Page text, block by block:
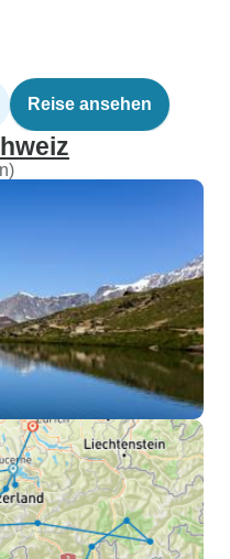
Reise ansehen